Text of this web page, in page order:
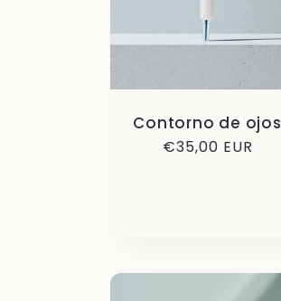
:
Contorno de ojos
Precio
€35,00 EUR